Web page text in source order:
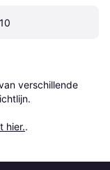
verschillende
hier..